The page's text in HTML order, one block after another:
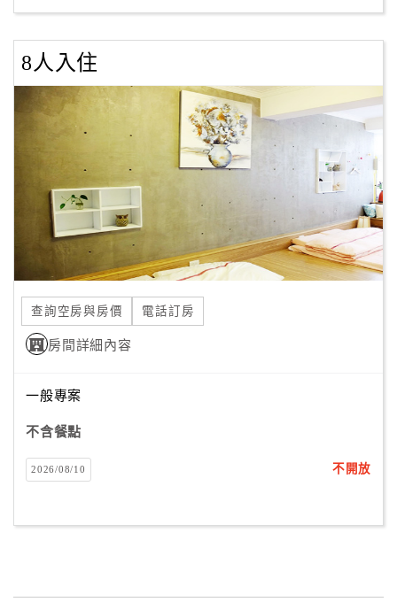
8人入住
查詢空房與房價 電話訂房
房間詳細內容
一般專案
不含餐點
2026/08/10 不開放